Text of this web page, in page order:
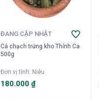
ĐANG CẬP NHẬT
Cá chạch trứng kho Thỉnh Ca
500g
Đơn vị tính: Niêu
180.000 ₫